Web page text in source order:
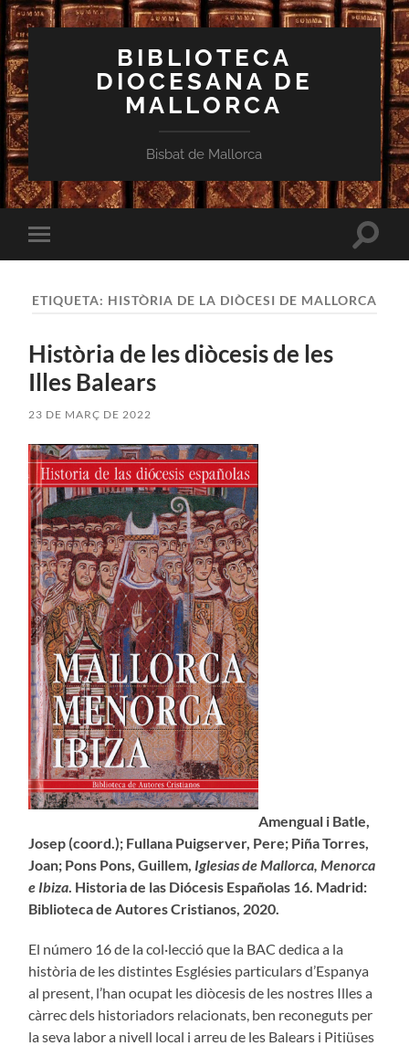
BIBLIOTECA
DIOCESANA DE
MALLORCA
Bisbat de Mallorca
Toggle
mobile
Toggle
ETIQUETA: HISTÒRIA DE LA DIÒCESI DE MALLORCA
Història de les diòcesis de les
Illes Balears
23 DE MARÇ DE 2022
Amengual i Batle,
Josep (coord.); Fullana Puigserver, Pere; Piña Torres,
Joan; Pons Pons, Guillem, Iglesias de Mallorca, Menorca
e Ibiza. Historia de las Diócesis Españolas 16. Madrid:
Biblioteca de Autores Cristianos, 2020.
El número 16 de la col·lecció que la BAC dedica a la
història de les distintes Esglésies particulars d’Espanya
al present, l’han ocupat les diòcesis de les nostres Illes a
càrrec dels historiadors relacionats, ben reconeguts per
la seva labor a nivell local i arreu de les Balears i Pitiüses